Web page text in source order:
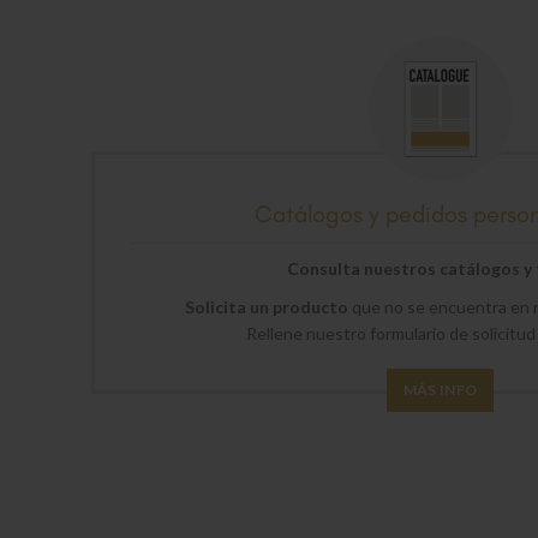
Catálogos y pedidos
Consulta nuestros catálogos y
Solicita un producto que no se encuentra en
Rellene nuestro formulario de
MÁS INFO